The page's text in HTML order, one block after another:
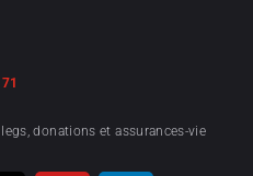
donations et assurances-vie